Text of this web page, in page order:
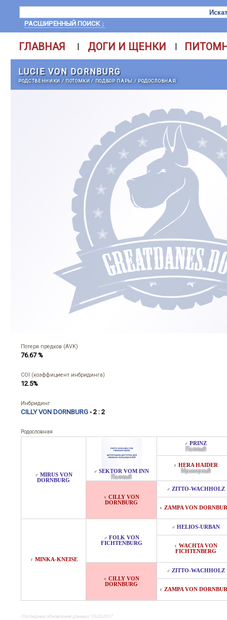
РАСШИРЕННЫЙ ПОИСК ↓
ГЛАВНАЯ | ДОГИ И ЩЕНКИ |
LUCIE VON DORNBURG
РОДСТВЕННИКИ / ПОТОМКИ/ ПОДБОР ПАРЫ / РОДОСЛОВНАЯ
Потеря предков (AVK)
76.67 %
COI (коэффициент инбридинга)
12.5%
Инбридинг
CILLY VON DORNBURG - 2 : 2
Родословная
♂ MIRUS VON
DORNBURG
♂ SEKTOR VOM INN
Палевый
♂ PRINZ
Палевый
♀ HERA HAIDER
Мраморный
♀ CILLY VON
DORNBURG
♂ ZITTO-WACHHOLZ
♀ ZAMPA VON
♀ MINKA-KNEISE
♂ FOLK VON
FICHTENBURG
♂ HELIOS-URBAN
♀ WACHTA VON
FICHTENBERG
♀ CILLY VON
DORNBURG
♂ ZITTO-WACHHOLZ
♀ ZAMPA VON
Последнее обновление данных 15.03.2017